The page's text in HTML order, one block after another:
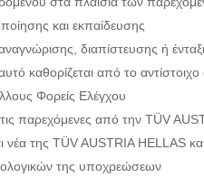
και εκπαίδευσης
διαπίστευσης ή
καθορίζεται από το
Φορείς Ελέγχου
παρεχόμενες από την TÜV
νέα της TÜV AUSTRIA HELLAS
της υποχρεώσεων